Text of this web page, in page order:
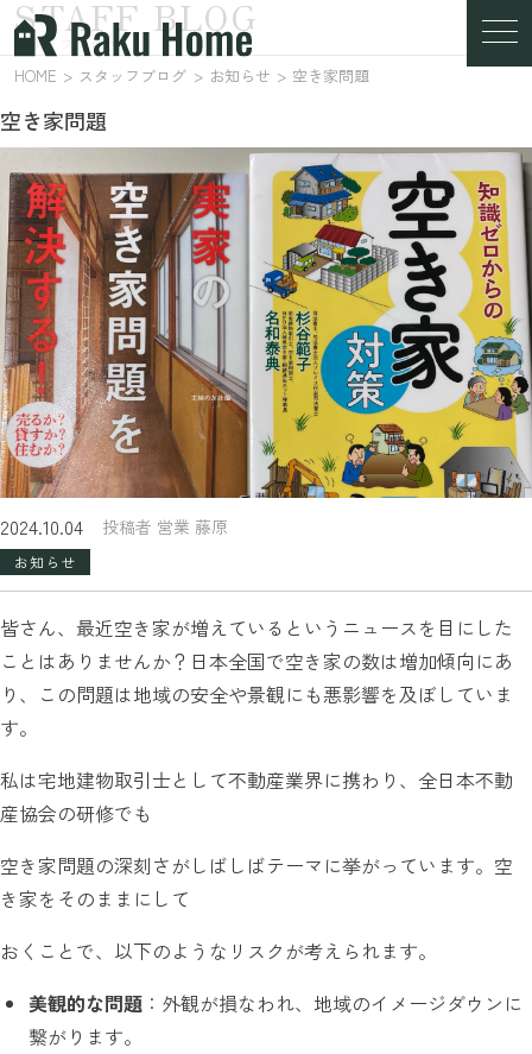
スタッフブログ
STAFF BLOG
HOME スタッフブログ お知らせ 空き家問題
空き家問題
2024.10.04 投稿者 営業 藤原
お知らせ
皆さん、最近空き家が増えているというニュースを目にした
ことはありませんか？日本全国で空き家の数は増加傾向にあ
り、この問題は地域の安全や景観にも悪影響を及ぼしていま
す。
私は宅地建物取引士として不動産業界に携わり、全日本不動
産協会の研修でも
空き家問題の深刻さがしばしばテーマに挙がっています。空
き家をそのままにして
おくことで、以下のようなリスクが考えられます。
美観的な問題 ：外観が損なわれ、地域のイメージダウンに
繋がります。